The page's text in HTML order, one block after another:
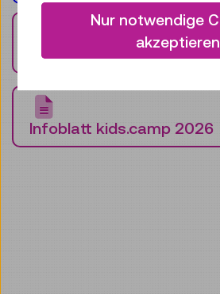
Menü kids.camp 2026
Infoblatt kids.camp 2026
Nur notwendige
akzeptieren